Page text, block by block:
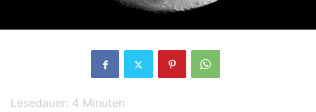
Lesedauer: 4 Minuten